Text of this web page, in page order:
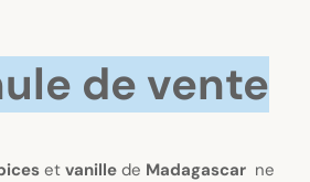
de vente
et vanille de Madagascar ne